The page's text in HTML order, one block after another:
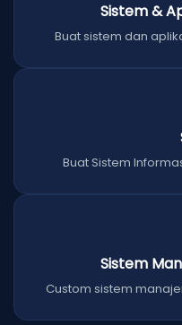
Sistem &
Buat sistem dan
Buat Sistem
Sistem
Custom sistem